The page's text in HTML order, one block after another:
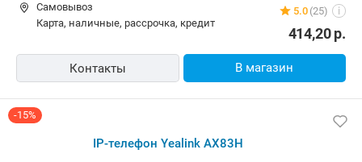
5.0 (25) i
Самовывоз
карта, наличные, рассрочка, кредит
414,20р.
Контакты В магазин
-15%
IP-телефон Yealink AX83H